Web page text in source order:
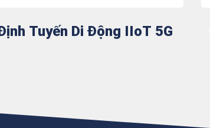
Tuyến Di Động IIoT 5G